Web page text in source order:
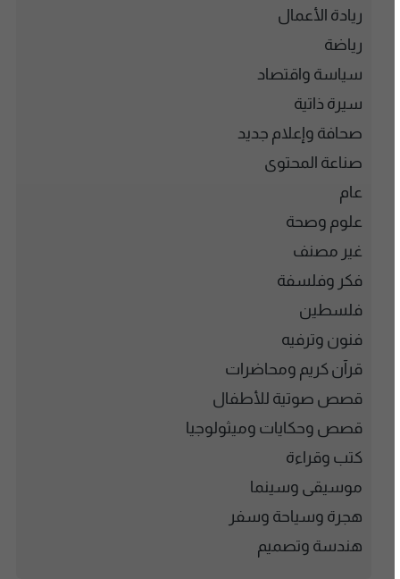
ريادة الأعمال
رياضة
سياسة واقتصاد
سيرة ذاتية
صحافة وإعلام جديد
صناعة المحتوى
عام
علوم وصحة
غير مصنف
فكر وفلسفة
فلسطين
فنون وترفيه
قرآن كريم ومحاضرات
قصص صوتية للأطفال
قصص وحكايات وميثولوجيا
كتب وقراءة
موسيقى وسينما
هجرة وسياحة وسفر
هندسة وتصميم